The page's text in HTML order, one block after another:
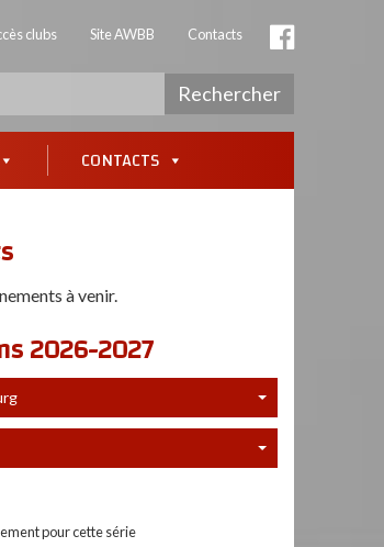
clubs Site AWBB Contacts
Rechercher
CONTACTS
à venir.
2026-2027
pour cette série